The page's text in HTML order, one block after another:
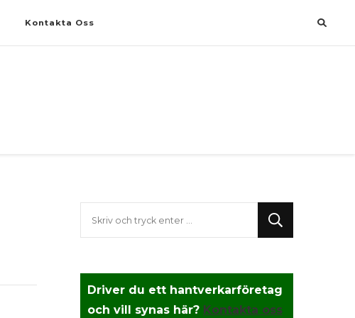
Kontakta Oss
något?
Driver du ett hantverkarföretag
och vill synas här? Kontakta oss